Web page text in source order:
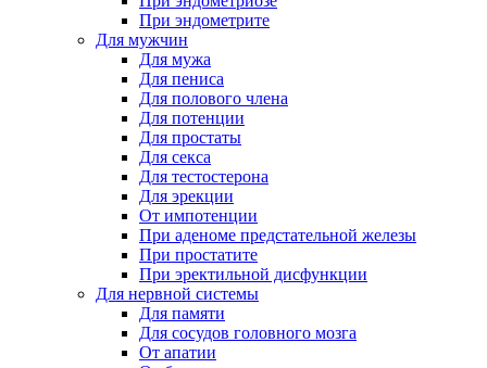
При эндометрите
Для мужчин
Для мужа
Для пениса
Для полового члена
Для потенции
Для простаты
Для секса
Для тестостерона
Для эрекции
От импотенции
При аденоме предстательной железы
При простатите
При эректильной дисфункции
Для нервной системы
Для памяти
Для сосудов головного мозга
От апатии